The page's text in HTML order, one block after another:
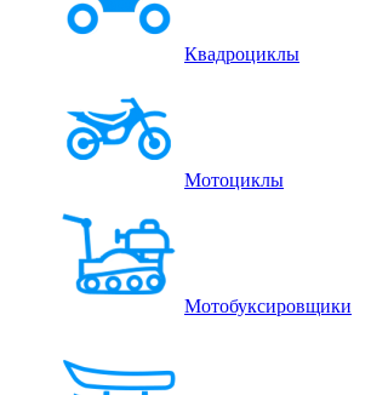
Квадроциклы
Мотоциклы
Мотобуксировщики